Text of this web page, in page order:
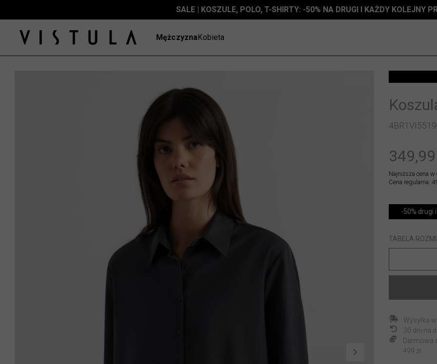
SALE | KOSZULE, POLO, T-SHIRTY: -50% NA DRUGI I KAŻDY KOLEJNY
MężczyznaKobieta
4BR1VI5519
349,99
Najniższa cena
Cena regularna:
-50% drugi
TABELA
Wysyłka
30 dni na
Darmowa
499 zł.